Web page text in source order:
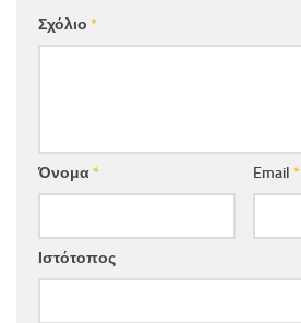
Σχόλιο *
Όνομα* Email *
Ιστότοπος